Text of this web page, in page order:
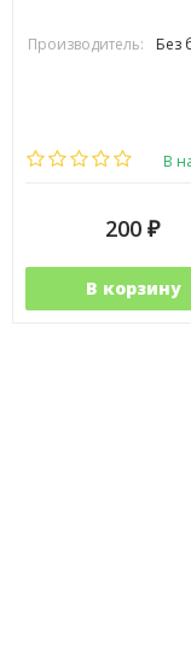
Производитель: Без
В
200 ₽
В корзину